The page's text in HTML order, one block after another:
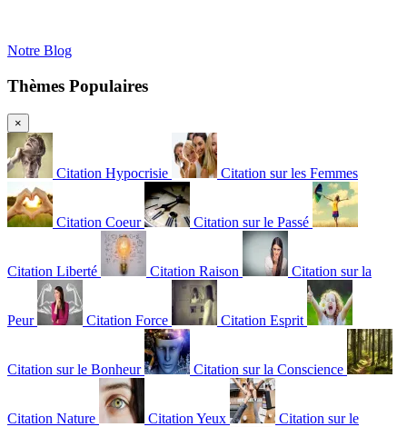
Notre Blog
Thèmes Populaires
×
Citation Hypocrisie Citation sur les Femmes
Citation Coeur Citation sur le Passé
Citation Liberté Citation Raison Citation sur la
Peur Citation Force Citation Esprit
Citation sur le Bonheur Citation sur la Conscience
Citation Nature Citation Yeux Citation sur le